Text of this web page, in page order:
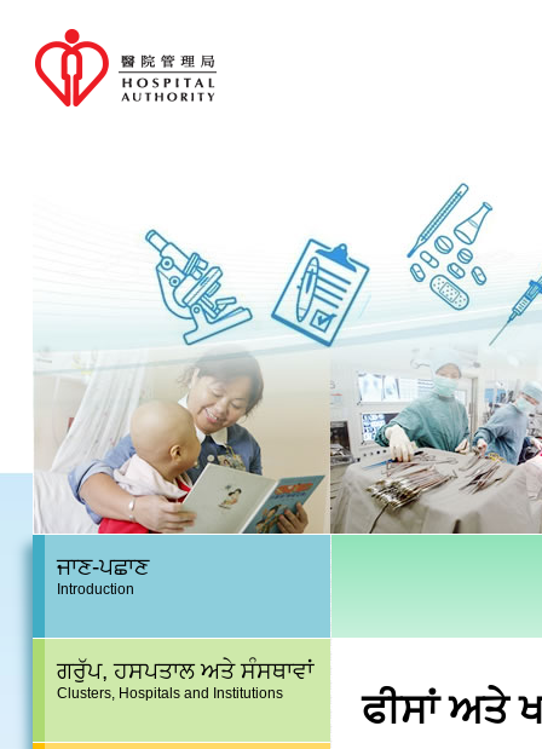
ਜਾਣ-ਪਛਾਣ
Introduction
ਗਰੁੱਪ, ਹਸਪਤਾਲ ਅਤੇ ਸੰਸਥਾਵਾਂ
Clusters, Hospitals and Institutions ਫੀਸਾਂ ਅਤੇ